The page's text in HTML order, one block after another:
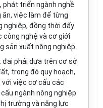
phát triển ngành nghề
ăn, việc làm để từng
nghiệp, đồng thời đẩy
công nghệ và cơ giới
sản xuất nông nghiệp.
phải dựa trên cơ sở
trong đó quy hoạch,
với việc cơ cấu các
ngành nông nghiệp
trường và năng lực